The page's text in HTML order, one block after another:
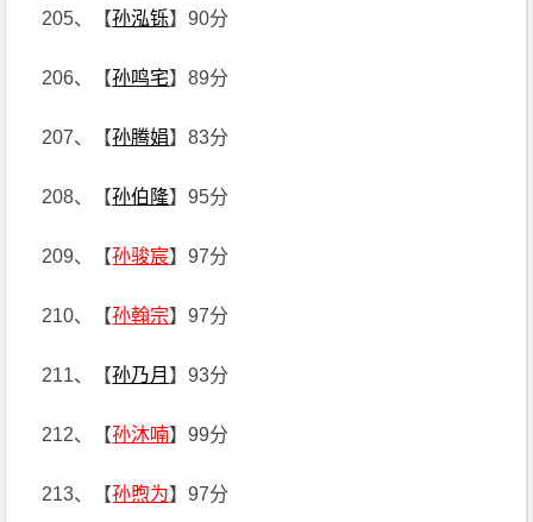
205、【孙泓铄】90分
206、【孙鸣宅】89分
207、【孙腾娟】83分
208、【孙伯隆】95分
209、【孙骏宸】97分
210、【孙翰宗】97分
211、【孙乃月 】93分
212、【孙沐喃】99分
213、【孙煦为】97分